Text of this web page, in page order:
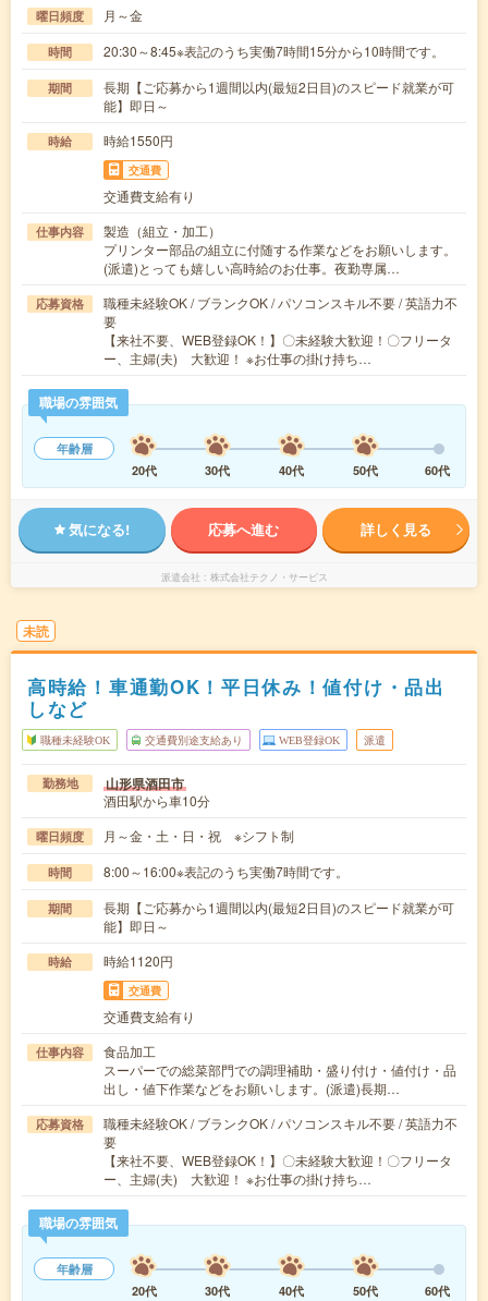
曜日頻度 月～金
時間 20:30～8:45※表記のうち実働7時間15分から10時間です。
期間
長期【ご応募から1週間以内(最短2日目)のスピード就業が可
能】即日～
時給 時給1550円
交通費
交通費支給有り
仕事内容
製造（組立・加工）
プリンター部品の組立に付随する作業などをお願いします。
(派遣)とっても嬉しい高時給のお仕事。夜勤専属…
応募資格
職種未経験OK / ブランクOK / パソコンスキル不要 / 英語力不
要
【来社不要、WEB登録OK！】〇未経験大歓迎！〇フリータ
ー、主婦(夫) 大歓迎！ ※お仕事の掛け持ち…
職場の雰囲気
年齢層
20代
30代 40代 50代 60代
気になる! 応募へ進む 詳しく見る
派遣会社 株式会社テクノ・サービス
未読
高時給！車通勤OK！平日休み！値付け・品出
しなど
職種未経験OK 交通費別途支給あり WEB登録OK 派遣
勤務地 山形県酒田市
酒田駅から車10分
曜日頻度 月～金・土・日・祝 ※シフト制
時間 8:00～16:00※表記のうち実働7時間です。
期間
長期【ご応募から1週間以内(最短2日目)のスピード就業が可
能】即日～
時給 時給1120円
交通費
交通費支給有り
仕事内容
食品加工
スーパーでの総菜部門での調理補助・盛り付け・値付け・品
出し・値下作業などをお願いします。(派遣)長期…
応募資格
職種未経験OK / ブランクOK / パソコンスキル不要 / 英語力不
要
【来社不要、WEB登録OK！】〇未経験大歓迎！〇フリータ
ー、主婦(夫) 大歓迎！ ※お仕事の掛け持ち…
職場の雰囲気
年齢層
20代
30代 40代 50代 60代